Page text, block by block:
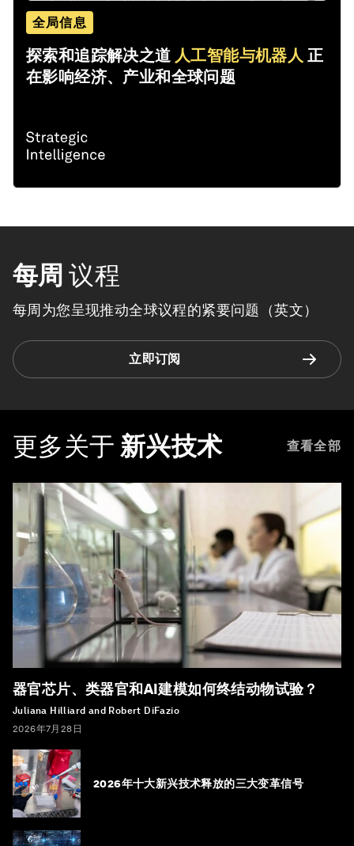
全局信息
探索和追踪解决之道 人工智能与机器人 正
在影响经济、产业和全球问题
每周 议程
每周为您呈现推动全球议程的紧要问题（英文）
立即订阅
更多关于 新兴技术 查看全部
器官芯片、类器官和AI建模如何终结动物试验？
Juliana Hilliard and Robert DiFazio
2026年7月28日
2026年十大新兴技术释放的三大变革信号